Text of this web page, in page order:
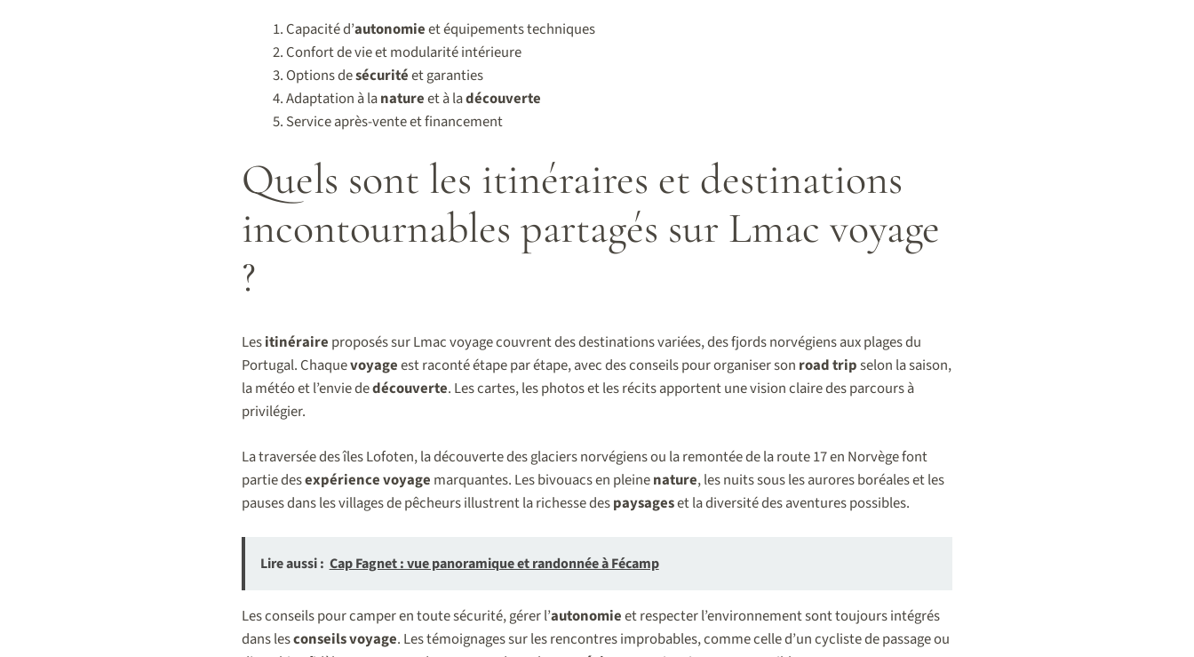
Capacité d’autonomieet équipements techniques
Confort de vie et modularité intérieure
Options desécuritéet garanties
Adaptation à lanatureet à ladécouverte
Service après-vente et financement
Quels sont les itinéraires et destinations
incontournables partagés sur Lmac voyage
?
Lesitinéraire proposés sur Lmac voyage couvrent des destinations variées, des fjords norvégiens aux plages du
Portugal. Chaquevoyageest raconté étape par étape, avec des conseils pour organiser son road tripselon la saison,
la météo et l’envie dedécouverte. Les cartes, les photos et les récits apportent une vision claire des parcours à
privilégier.
La traversée des îles Lofoten, la découverte des glaciers norvégiens ou la remontée de la route 17 en Norvège font
partie desexpérience voyage marquantes. Les bivouacs en pleinenature, les nuits sous les aurores boréales et les
pauses dans les villages de pêcheurs illustrent la richesse despaysageset la diversité des aventures possibles.
Lire aussi : Cap Fagnet : vue panoramique et randonnée à Fécamp
Les conseils pour camper en toute sécurité, gérer l’autonomieet respecter l’environnement sont toujours intégrés
dans lesconseils voyage. Les témoignages sur les rencontres improbables, comme celle d’un cycliste de passage ou